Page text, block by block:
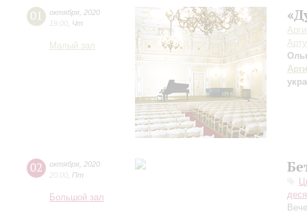
01 октября 2020
19:00 Чт
Малый зал
02 октября 2020
20:00 Пт
Большой зал